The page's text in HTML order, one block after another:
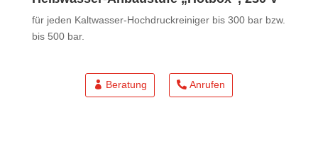
für jeden Kaltwasser-Hochdruckreiniger bis 300 bar bzw.
bis 500 bar.
Beratung Anrufen